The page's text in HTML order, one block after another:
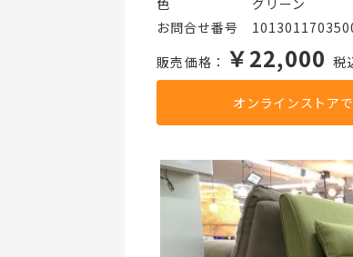
色      グリーン
お問合せ番号
販売価格： ￥22,000 税
オンラインストア